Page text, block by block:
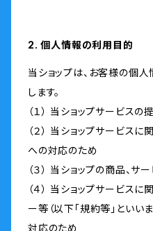
2. 個人情報の利用目的
当ショップは、お客様の個
します。
（１） 当ショップサービスの
（２） 当ショップサービス
への対応のため
（３） 当ショップの商品、
（４） 当ショップサービスに
ー等（以下「規約等」といい
対応のため